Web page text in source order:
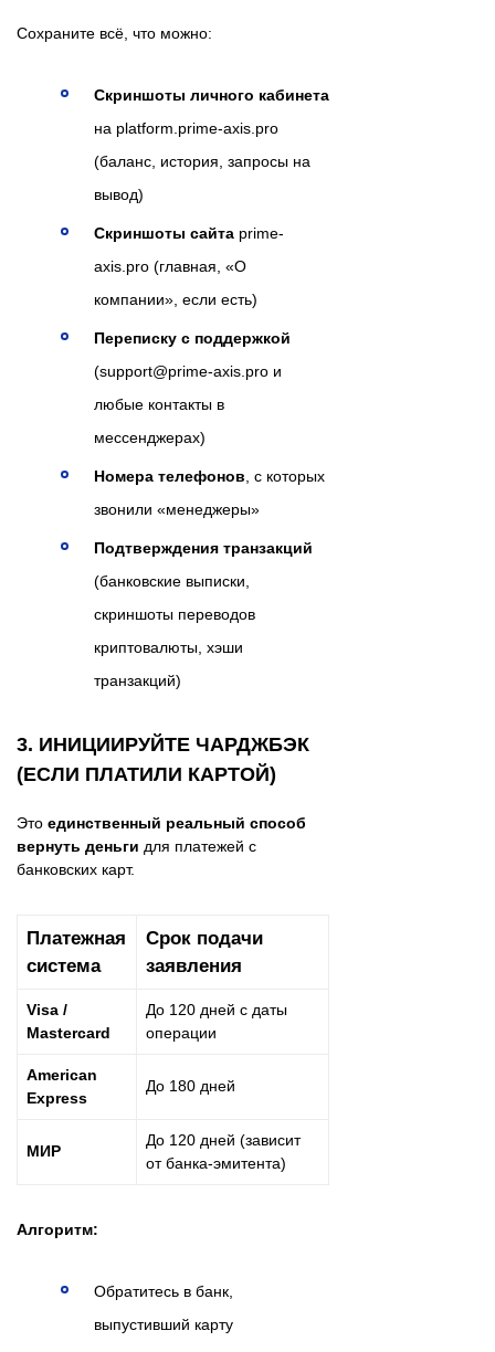
Сохраните всё, что можно:
Скриншоты личного кабинета
на platform.prime-axis.pro
(баланс, история, запросы на
вывод)
Скриншоты сайта prime-
axis.pro (главная, «О
компании», если есть)
Переписку с поддержкой
(support@prime-axis.pro и
любые контакты в
мессенджерах)
Номера телефонов , с которых
звонили «менеджеры»
Подтверждения транзакций
(банковские выписки,
скриншоты переводов
криптовалюты, хэши
транзакций)
3. ИНИЦИИРУЙТЕ ЧАРДЖБЭК
(ЕСЛИ ПЛАТИЛИ КАРТОЙ)
Это единственный реальный способ
вернуть деньги для платежей с
банковских карт.
Платежная
система
Срок подачи
заявления
Visa /
Mastercard
До 120 дней с даты
операции
American
Express
До 180 дней
МИР
До 120 дней (зависит
от банка-эмитента)
Алгоритм:
Обратитесь в банк,
выпустивший карту